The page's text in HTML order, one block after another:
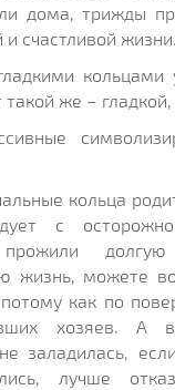
дома, трижды
и счастливой
такой же –
кольца
с
прожили
жизнь, можете
как по
хозяев. А
заладилась,
лучше